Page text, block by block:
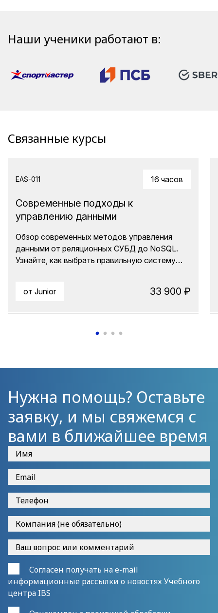
Наши ученики работают в:
Связанные курсы
EAS-011 16 часов
Современные подходы к
управлению данными
Обзор современных методов управления
данными от реляционных СУБД до NoSQL.
Узнайте, как выбрать правильную систему
хранилищ данных, реляционные и
от Junior 33 900 ₽
Нужна помощь? Оставьте
заявку, и мы свяжемся с
вами в ближайшее время
Согласен получать на e-mail
информационные рассылки о новостях Учебного
центра IBS